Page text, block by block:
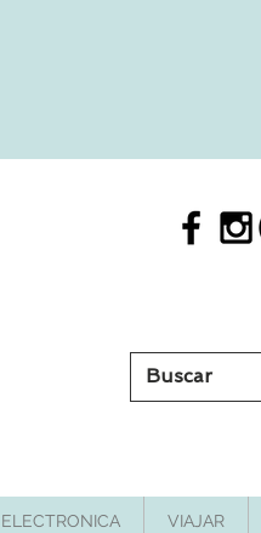
ELECTRONICA VIAJAR